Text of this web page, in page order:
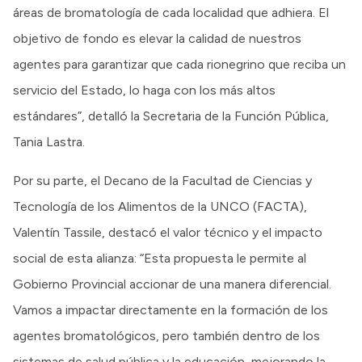
áreas de bromatología de cada localidad que adhiera. El
objetivo de fondo es elevar la calidad de nuestros
agentes para garantizar que cada rionegrino que reciba un
servicio del Estado, lo haga con los más altos
estándares”, detalló la Secretaria de la Función Pública,
Tania Lastra.
Por su parte, el Decano de la Facultad de Ciencias y
Tecnología de los Alimentos de la UNCO (FACTA),
Valentín Tassile, destacó el valor técnico y el impacto
social de esta alianza: “Esta propuesta le permite al
Gobierno Provincial accionar de una manera diferencial.
Vamos a impactar directamente en la formación de los
agentes bromatológicos, pero también dentro de los